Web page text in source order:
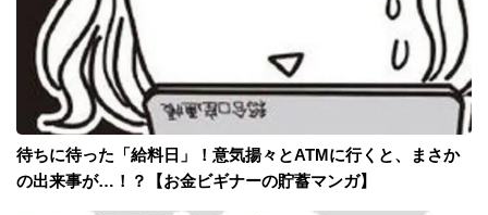
待ちに待った「給料日」！意気揚々とATMに行くと、まさか
の出来事が…！？【お金ビギナーの貯蓄マンガ】